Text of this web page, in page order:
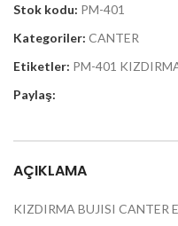
Stok kodu: PM-401
Kategoriler: CANTER
Etiketler: PM-401
Paylaş:
AÇIKLAMA
KIZDIRMA BUJISI CANTER